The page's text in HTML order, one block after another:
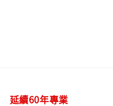
延續60年專業